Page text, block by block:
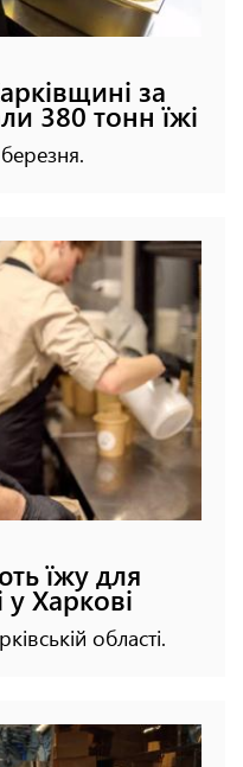
за
380 тонн їжі
їжу для
у Харкові
області.